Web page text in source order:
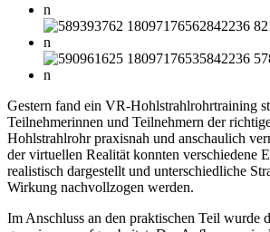
Gestern fand ein VR-Hohlstrahlrohrtraining
Teilnehmerinnen und Teilnehmern der
Hohlstrahlrohr praxisnah und anschaulich
der virtuellen Realität konnten verschiedene
realistisch dargestellt und unterschiedliche
Wirkung nachvollzogen werden.
Im Anschluss an den praktischen Teil wurde